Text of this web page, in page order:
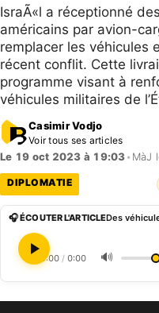
IsraÃ«l a réceptionné
américains par avion-
remplacer les véhicules
récent conflit. Cette
programme visant à
véhicules militaires de
Casimir Vodjo
Voir tous ses articles
Le 19 oct 2023 à 19:03• MàJ
DIPLOMATIE
🎧 ÉCOUTER L'ARTICLE
0:00 / 0:00 🔊